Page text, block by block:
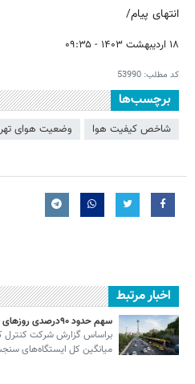
انتهای پیام/
۱۸ اردیبهشت ۱۴۰۳ - ۰۹:۳۵
کد مطلب: 53990
برچسب‌ها
شاخص کیفیت هوا وضعیت هوای
اخبار مرتبط
سهم حدود ۹۰درصدی روزهای قابل قبول هوا از بهار ۱۴۰۳
براساس گزارش شرکت کنترل
میانگین کل ایستگاه‌های